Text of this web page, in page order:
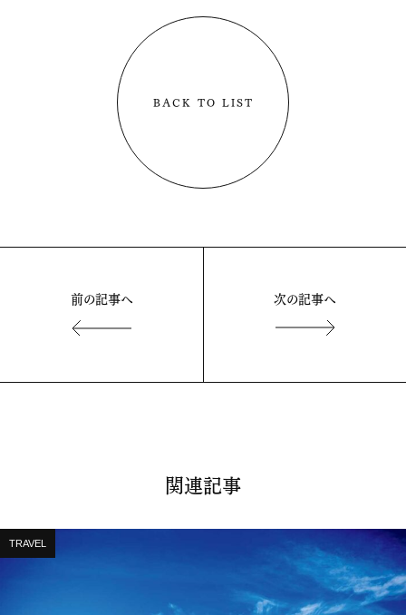
BACK TO LIST
前の記事へ 次の記事へ
関連記事
TRAVEL